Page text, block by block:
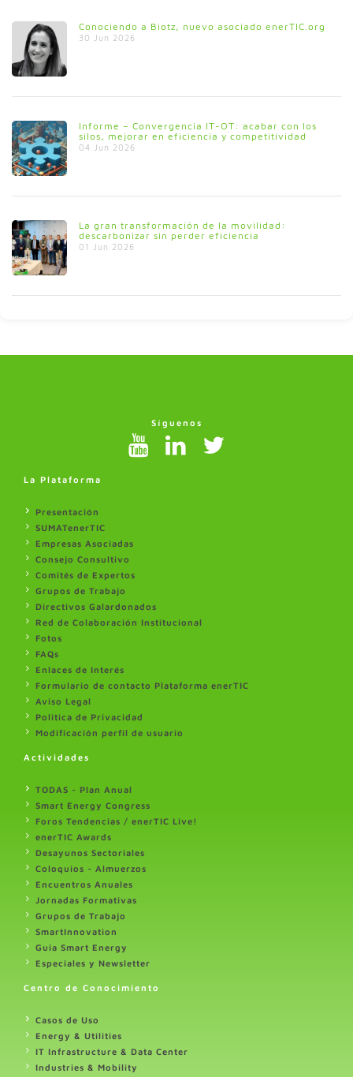
Conociendo a Biotz, nuevo asociado enerTIC.org
30 Jun 2026
Informe – Convergencia IT-OT: acabar con los
silos, mejorar en eficiencia y competitividad
04 Jun 2026
La gran transformación de la movilidad:
descarbonizar sin perder eficiencia
01 Jun 2026
Síguenos
La Plataforma
Presentación
SUMATenerTIC
Empresas Asociadas
Consejo Consultivo
Comités de Expertos
Grupos de Trabajo
Directivos Galardonados
Red de Colaboración Institucional
Fotos
FAQs
Enlaces de Interés
Formulario de contacto Plataforma enerTIC
Aviso Legal
Politica de Privacidad
Modificación perfil de usuario
Actividades
TODAS - Plan Anual
Smart Energy Congress
Foros Tendencias / enerTIC Live!
enerTIC Awards
Desayunos Sectoriales
Coloquios - Almuerzos
Encuentros Anuales
Jornadas Formativas
Grupos de Trabajo
SmartInnovation
Guia Smart Energy
Especiales y Newsletter
Centro de Conocimiento
Casos de Uso
Energy & Utilities
IT Infrastructure & Data Center
Industries & Mobility